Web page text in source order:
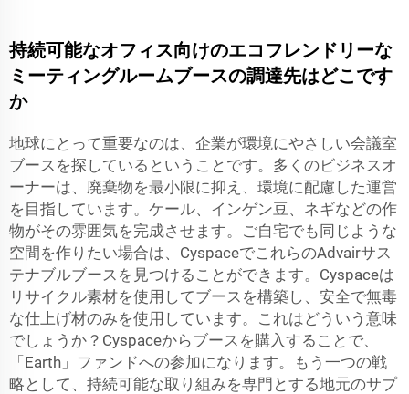
持続可能なオフィス向けのエコフレンドリーな
ミーティングルームブースの調達先はどこです
か
地球にとって重要なのは、企業が環境にやさしい会議室
ブースを探しているということです。多くのビジネスオ
ーナーは、廃棄物を最小限に抑え、環境に配慮した運営
を目指しています。ケール、インゲン豆、ネギなどの作
物がその雰囲気を完成させます。ご自宅でも同じような
空間を作りたい場合は、CyspaceでこれらのAdvairサス
テナブルブースを見つけることができます。Cyspaceは
リサイクル素材を使用してブースを構築し、安全で無毒
な仕上げ材のみを使用しています。これはどういう意味
でしょうか？Cyspaceからブースを購入することで、
「Earth」ファンドへの参加になります。もう一つの戦
略として、持続可能な取り組みを専門とする地元のサプ